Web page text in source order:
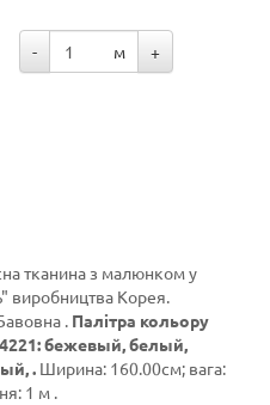
- м +
тканина з малюнком у
виробництва Корея.
. Палітра кольору
бежевый, белый,
. Ширина: 160.00см; вага:
1 м .